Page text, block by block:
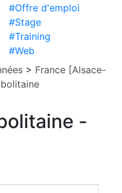
#Offre d'emploi
#Stage
#Training
#Web
> France [Alsace-
-